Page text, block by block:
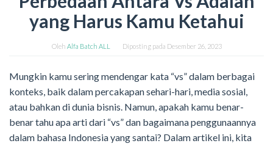
yang Harus Kamu Ketahui
Oleh Alfa Batch ALL Diposting pada Desember 26, 2023
Mungkin kamu sering mendengar kata “vs” dalam berbagai
konteks, baik dalam percakapan sehari-hari, media sosial,
atau bahkan di dunia bisnis. Namun, apakah kamu benar-
benar tahu apa arti dari “vs” dan bagaimana penggunaannya
dalam bahasa Indonesia yang santai? Dalam artikel ini, kita